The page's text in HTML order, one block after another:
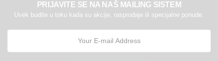
PRIJAVITE SE NA NAŠ MAILING SISTEM
Uvek budite u toku kada su akcije, rasprodaje ili specijalne ponude.